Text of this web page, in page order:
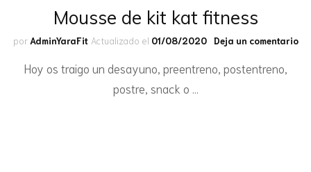
Mousse de kit kat fitness
por AdminYaraFit Actualizado el 01/08/2020 Deja un comentarioen
Hoy os traigo un desayuno, preentreno, postentreno,
postre, snack o …